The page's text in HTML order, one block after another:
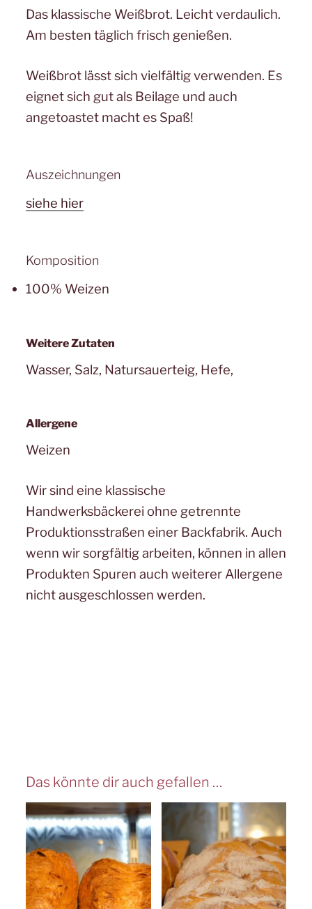
Das klassische Weißbrot. Leicht verdaulich.
Am besten täglich frisch genießen.
Weißbrot lässt sich vielfältig verwenden. Es
eignet sich gut als Beilage und auch
angetoastet macht es Spaß!
Auszeichnungen
siehe hier
Komposition
100% Weizen
Weitere Zutaten
Wasser, Salz, Natursauerteig, Hefe,
Allergene
Weizen
Wir sind eine klassische
Handwerksbäckerei ohne getrennte
Produktionsstraßen einer Backfabrik. Auch
wenn wir sorgfältig arbeiten, können in allen
Produkten Spuren auch weiterer Allergene
nicht ausgeschlossen werden.
Das könnte dir auch gefallen …